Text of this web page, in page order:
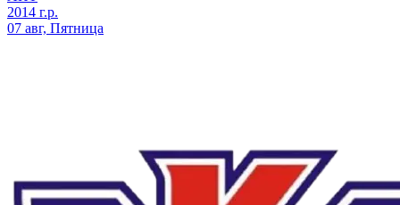
2014 г.р.
07 авг, Пятница